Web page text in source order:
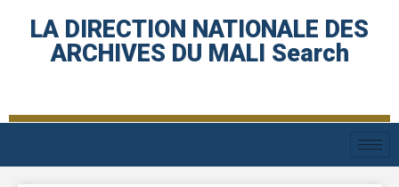
LA DIRECTION NATIONALE DES
ARCHIVES DU MALI Search